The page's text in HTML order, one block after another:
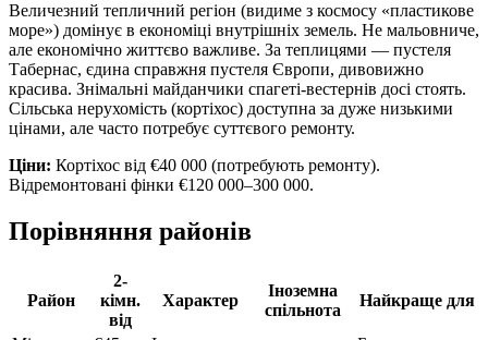
Величезний тепличний регіон (видиме з космосу «пластикове
море») домінує в економіці внутрішніх земель. Не мальовниче,
але економічно життєво важливе. За теплицями — пустеля
Табернас, єдина справжня пустеля Європи, дивовижно
красива. Знімальні майданчики спагеті-вестернів досі стоять.
Сільська нерухомість (кортіхос) доступна за дуже низькими
цінами, але часто потребує суттєвого ремонту.
Ціни: Кортіхос від €40 000 (потребують ремонту).
Відремонтовані фінки €120 000–300 000.
Порівняння районів
Район
2-
кімн.
від
Характер
Іноземна
спільнота
Найкраще для